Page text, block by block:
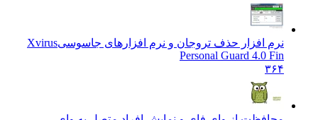
نرم افزار حذف تروجان و نرم افزارهای جاسوسیXvirus
Personal Guard 4.0 Fin